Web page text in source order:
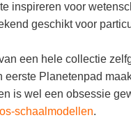
inspireren voor
geschikt voor
een hele collectie
Planetenpad
is wel een obsessie
schaalmodellen.